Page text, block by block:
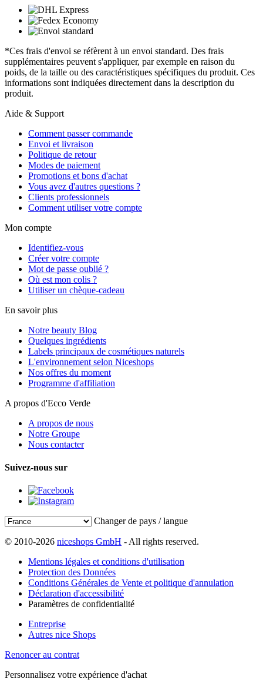
*Ces frais d'envoi se réfèrent à un envoi standard. Des frais
supplémentaires peuvent s'appliquer, par exemple en raison du
poids, de la taille ou des caractéristiques spécifiques du produit. Ces
informations sont indiquées directement dans la description du
produit.
Aide & Support
Comment passer commande
Envoi et livraison
Politique de retour
Modes de paiement
Promotions et bons d'achat
Vous avez d'autres questions ?
Clients professionnels
Comment utiliser votre compte
Mon compte
Identifiez-vous
Créer votre compte
Mot de passe oublié ?
Où est mon colis ?
Utiliser un chèque-cadeau
En savoir plus
Notre beauty Blog
Quelques ingrédients
Labels principaux de cosmétiques naturels
L'environnement selon Niceshops
Nos offres du moment
Programme d'affiliation
A propos d'Ecco Verde
A propos de nous
Notre Groupe
Nous contacter
Suivez-nous sur
Changer de pays / langue
© 2010-2026 niceshops GmbH - All rights reserved.
Mentions légales et conditions d'utilisation
Protection des Données
Conditions Générales de Vente et politique d'annulation
Déclaration d'accessibilité
Paramètres de confidentialité
Entreprise
Autres nice Shops
Renoncer au contrat
Personnalisez votre expérience d'achat